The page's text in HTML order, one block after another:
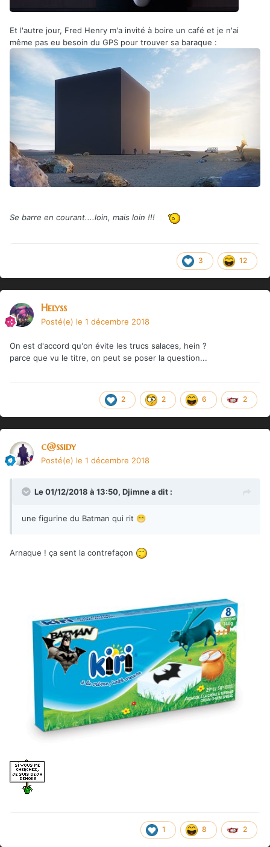
Et l'autre jour, Fred Henry m'a invité à boire un café et je n'ai
même pas eu besoin du GPS pour trouver sa baraque :
Se barre en courant....loin, mais loin !!!
3 12
Helyss
Posté(e) le 1 décembre 2018
On est d'accord qu'on évite les trucs salaces, hein ?
parce que vu le titre, on peut se poser la question...
2 2 6 2
c@ssidy
Posté(e) le 1 décembre 2018
Le 01/12/2018 à 13:50, Djimnea dit :
une figurine du Batman qui rit 😁
Arnaque ! ça sent la contrefaçon
1 8 2